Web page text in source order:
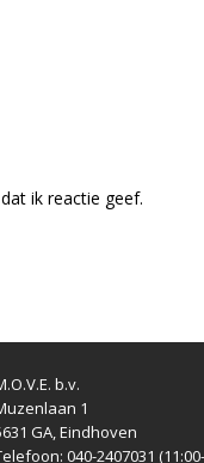
ik reactie geef.
b.v.
1
GA, Eindhoven
040-2407031